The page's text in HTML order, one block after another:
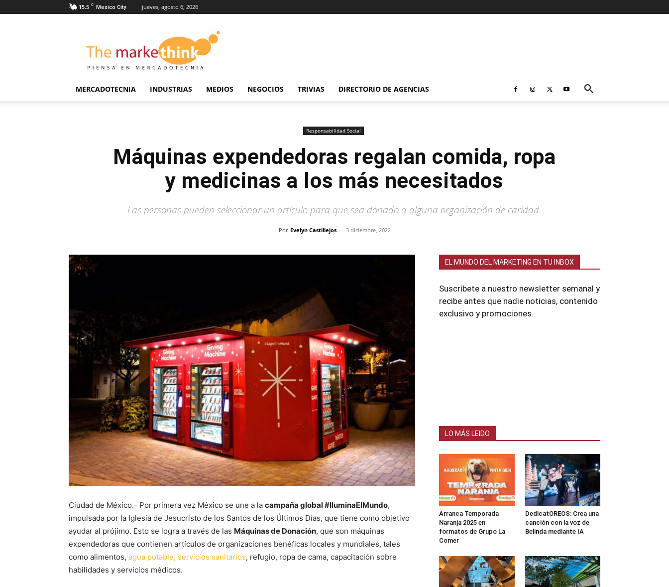
15.5 C Mexico City jueves, agosto 6, 2026
Markethink
MERCADOTECNIA INDUSTRIAS MEDIOS NEGOCIOS TRIVIAS DIRECTORIO DE AGENCIAS
Responsabilidad Social
Máquinas expendedoras regalan comida, ropa
y medicinas a los más necesitados
Las personas pueden seleccionar un artículo para que sea donado a alguna organización de caridad.
Por Evelyn Castillejos - 3 diciembre, 2022
Ciudad de México.- Por primera vez México se une a la campaña global #IluminaElMundo,
impulsada por la Iglesia de Jesucristo de los Santos de los Últimos Días, que tiene como objetivo
ayudar al prójimo. Esto se logra a través de las Máquinas de Donación, que son máquinas
expendedoras que contienen artículos de organizaciones benéficas locales y mundiales, tales
como alimentos, agua potable, servicios sanitarios, refugio, ropa de cama, capacitación sobre
habilidades y servicios médicos.
EL MUNDO DEL MARKETING EN TU INBOX
Suscríbete a nuestro newsletter semanal y
recibe antes que nadie noticias, contenido
exclusivo y promociones.
LO MÁS LEIDO
Arranca Temporada
Naranja 2025 en
formatos de Grupo La
Comer
DedicatOREOS: Crea una
canción con la voz de
Belinda mediante IA